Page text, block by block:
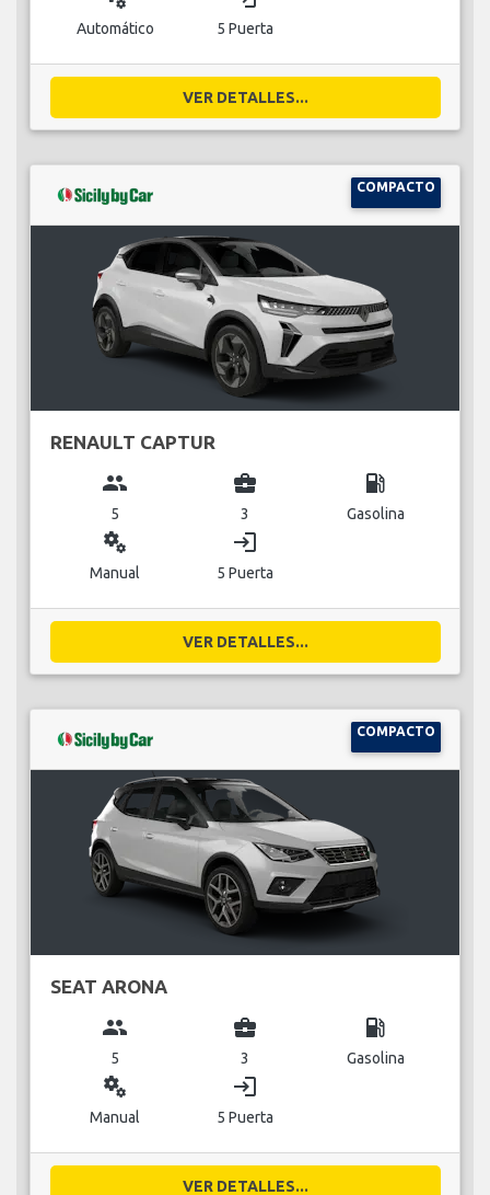
Automático 5 Puerta
VER DETALLES...
COMPACTO
RENAULT CAPTUR
group
5
business_center
3
local_gas_station
Gasolina
miscellaneous_services
Manual
login
5 Puerta
VER DETALLES...
COMPACTO
SEAT ARONA
group
5
business_center
3
local_gas_station
Gasolina
miscellaneous_services
Manual
login
5 Puerta
VER DETALLES...